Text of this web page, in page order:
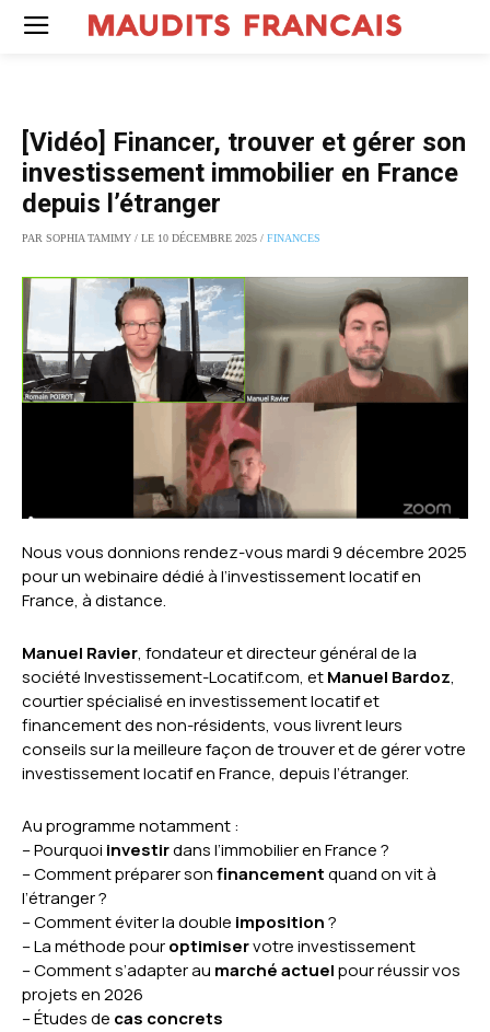
[Vidéo] Financer, trouver et gérer son
investissement immobilier en France
depuis l’étranger
PAR SOPHIA TAMIMY / LE 10 DÉCEMBRE 2025 / FINANCES
Nous vous donnions rendez-vous mardi 9 décembre 2025
pour un webinaire dédié à l’investissement locatif en
France, à distance.
Manuel Ravier, fondateur et directeur général de la
société Investissement-Locatif.com, etManuel Bardoz,
courtier spécialisé en investissement locatif et
financement des non-résidents, vous livrent leurs
conseils sur la meilleure façon de trouver et de gérer votre
investissement locatif en France, depuis l’étranger.
Au programme notamment :
– Pourquoi investirdans l’immobilier en France ?
– Comment préparer sonfinancementquand on vit à
l’étranger ?
– Comment éviter la double imposition?
– La méthode pouroptimiservotre investissement
– Comment s’adapter au marché actuelpour réussir vos
projets en 2026
– Études de cas concrets